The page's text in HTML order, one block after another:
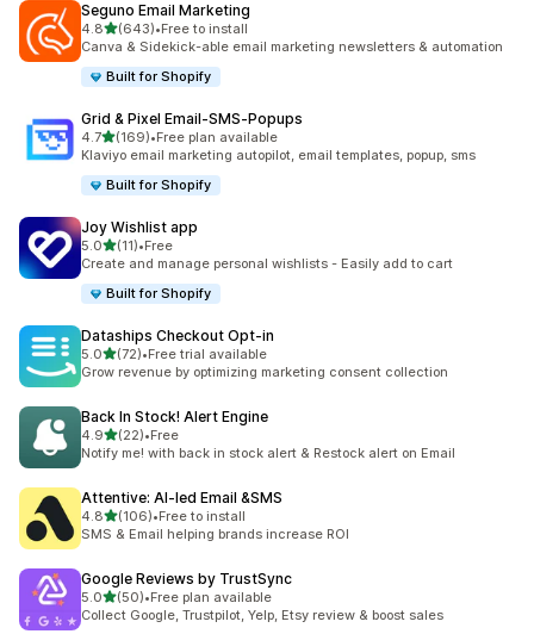
Seguno Email Marketing
4.85つ星中
(643)
合計レビュー数：643件
•Free to install
Canva & Sidekick-able email marketing newsletters & automation
Built for Shopify
Grid & Pixel Email‑SMS‑Popups
4.75つ星中
(169)
合計レビュー数：169件
•Free plan available
Klaviyo email marketing autopilot, email templates, popup, sms
Built for Shopify
Joy Wishlist app
5.05つ星中
(11)
合計レビュー数：11件
•Free
Create and manage personal wishlists - Easily add to cart
Built for Shopify
Dataships Checkout Opt‑in
5.05つ星中
(72)
合計レビュー数：72件
•Free trial available
Grow revenue by optimizing marketing consent collection
Back In Stock! Alert Engine
4.95つ星中
(22)
合計レビュー数：22件
•Free
Notify me! with back in stock alert & Restock alert on Email
Attentive: AI‑led Email &SMS
4.85つ星中
(106)
合計レビュー数：106件
•Free to install
SMS & Email helping brands increase ROI
Google Reviews by TrustSync
5.05つ星中
(50)
合計レビュー数：50件
•Free plan available
Collect Google, Trustpilot, Yelp, Etsy review & boost sales